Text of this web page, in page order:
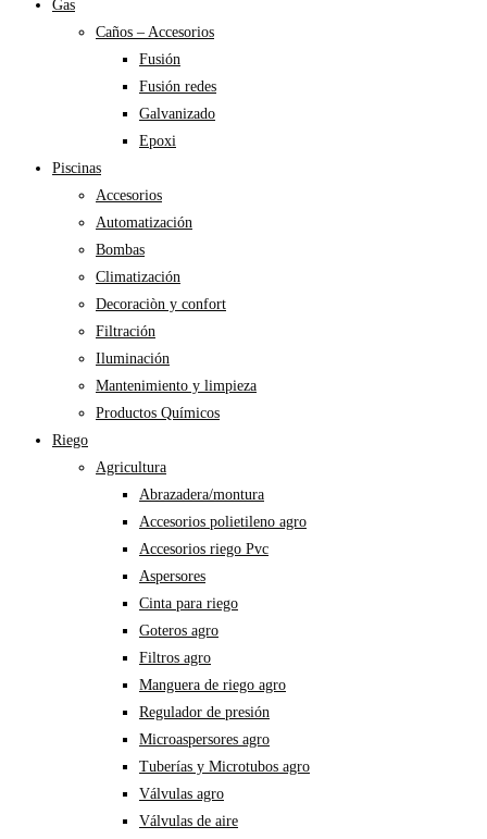
Gas
Caños – Accesorios
Fusión
Fusión redes
Galvanizado
Epoxi
Piscinas
Accesorios
Automatización
Bombas
Climatización
Decoraciòn y confort
Filtración
Iluminación
Mantenimiento y limpieza
Productos Químicos
Riego
Agricultura
Abrazadera/montura
Accesorios polietileno agro
Accesorios riego Pvc
Aspersores
Cinta para riego
Goteros agro
Filtros agro
Manguera de riego agro
Regulador de presión
Microaspersores agro
Tuberías y Microtubos agro
Válvulas agro
Válvulas de aire